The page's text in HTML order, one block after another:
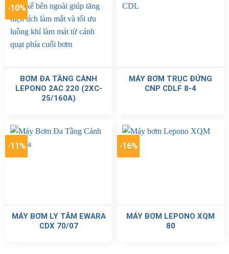
-10%
BƠM ĐA TẦNG CÁNH
LEPONO 2AC 220 (2XC-
25/160A)
MÁY BƠM TRỤC ĐỨNG
CNP CDLF 8-4
-11%
MÁY BƠM LY TÂM EWARA
CDX 70/07
-16%
MÁY BƠM LEPONO XQM
80